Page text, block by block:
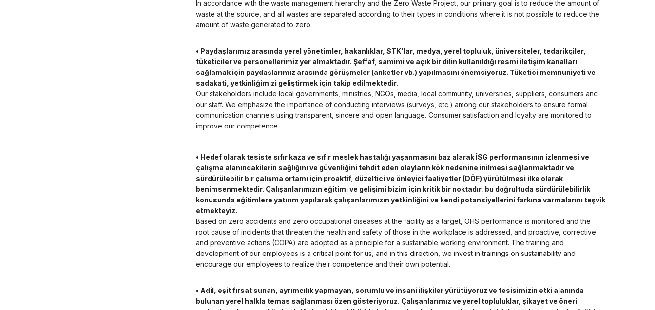
In accordance with the waste management hierarchy and the Zero Waste Project, our primary goal is to reduce the amount of
waste at the source, and all wastes are separated according to their types in conditions where it is not possible to reduce the
amount of waste generated to zero.
• Paydaşlarımız arasında yerel yönetimler, bakanlıklar, STK'lar, medya, yerel topluluk, üniversiteler, tedarikçiler,
tüketiciler ve personellerimiz yer almaktadır. Şeffaf, samimi ve açık bir dilin kullanıldığı resmi iletişim kanalları
sağlamak için paydaşlarımız arasında görüşmeler (anketler vb.) yapılmasını önemsiyoruz. Tüketici memnuniyeti ve
sadakati, yetkinliğimizi geliştirmek için takip edilmektedir.
Our stakeholders include local governments, ministries, NGOs, media, local community, universities, suppliers, consumers and
our staff. We emphasize the importance of conducting interviews (surveys, etc.) among our stakeholders to ensure formal
communication channels using transparent, sincere and open language. Consumer satisfaction and loyalty are monitored to
improve our competence.
• Hedef olarak tesiste sıfır kaza ve sıfır meslek hastalığı yaşanmasını baz alarak İSG performansının izlenmesi ve
çalışma alanındakilerin sağlığını ve güvenliğini tehdit eden olayların kök nedenine inilmesi sağlanmaktadır ve
sürdürülebilir bir çalışma ortamı için proaktif, düzeltici ve önleyici faaliyetler (DÖF) yürütülmesi ilke olarak
benimsenmektedir. Çalışanlarımızın eğitimi ve gelişimi bizim için kritik bir noktadır, bu doğrultuda sürdürülebilirlik
konusunda eğitimlere yatırım yapılarak çalışanlarımızın yetkinliğini ve kendi potansiyellerini farkına varmalarını teşvik
etmekteyiz.
Based on zero accidents and zero occupational diseases at the facility as a target, OHS performance is monitored and the
root cause of incidents that threaten the health and safety of those in the workplace is addressed, and proactive, corrective
and preventive actions (COPA) are adopted as a principle for a sustainable working environment. The training and
development of our employees is a critical point for us, and in this direction, we invest in trainings on sustainability and
encourage our employees to realize their competence and their own potential.
• Adil, eşit fırsat sunan, ayrımcılık yapmayan, sorumlu ve insani ilişkiler yürütüyoruz ve tesisimizin etki alanında
bulunan yerel halkla temas sağlanması özen gösteriyoruz. Çalışanlarımız ve yerel topluluklar, şikayet ve öneri